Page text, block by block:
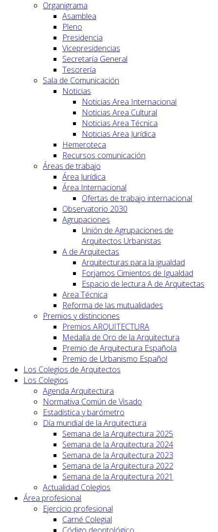
Organigrama
Asamblea
Pleno
Presidencia
Vicepresidencias
Secretaría General
Tesorería
Sala de Comunicación
Noticias
Noticias Area Internacional
Noticias Area Cultural
Noticias Area Técnica
Noticias Area Jurídica
Hemeroteca
Recursos comunicación
Áreas de trabajo
Área Jurídica
Área Internacional
Ofertas de trabajo internacional
Observatorio 2030
Agrupaciones
Unión de Agrupaciones de
Arquitectos Urbanistas
A de Arquitectas
Arquitecturas para la igualdad
Forjamos Cimientos de Igualdad
Espacio de lectura A de Arquitectas
Area Técnica
Reforma de las mutualidades
Premios y distinciones
Premios ARQUITECTURA
Medalla de Oro de la Arquitectura
Premio de Arquitectura Española
Premio de Urbanismo Español
Los Colegios de Arquitectos
Los Colegios
Agenda Arquitectura
Normativa Común de Visado
Estadística y barómetro
Día mundial de la Arquitectura
Semana de la Arquitectura 2025
Semana de la Arquitectura 2024
Semana de la Arquitectura 2023
Semana de la Arquitectura 2022
Semana de la Arquitectura 2021
Actualidad Colegios
Área profesional
Ejercicio profesional
Carné Colegial